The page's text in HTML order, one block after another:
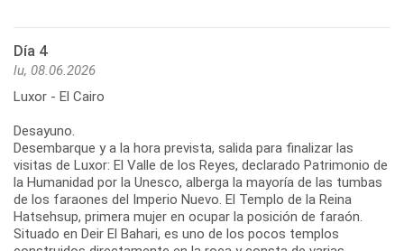
Día 4
lu, 08.06.2026
Luxor - El Cairo
Desayuno.
Desembarque y a la hora prevista, salida para finalizar las
visitas de Luxor: El Valle de los Reyes, declarado Patrimonio de
la Humanidad por la Unesco, alberga la mayoría de las tumbas
de los faraones del Imperio Nuevo. El Templo de la Reina
Hatsehsup, primera mujer en ocupar la posición de faraón.
Situado en Deir El Bahari, es uno de los pocos templos